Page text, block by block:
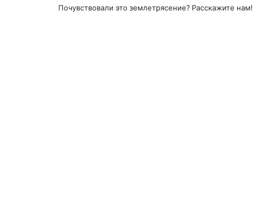
Почувствовали это землетрясение? Расскажите нам!